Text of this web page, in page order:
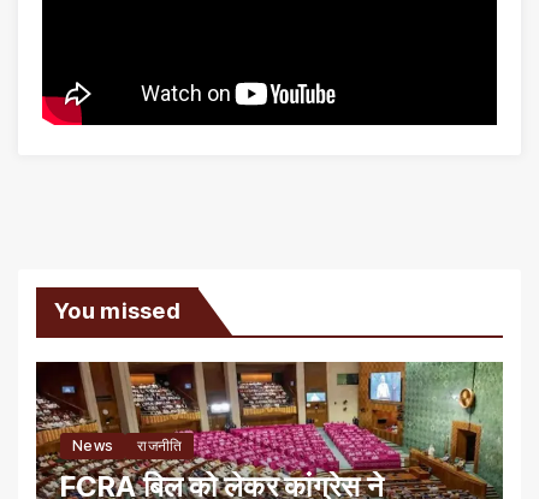
You missed
News राजनीति
FCRA बिल को लेकर कांग्रेस ने